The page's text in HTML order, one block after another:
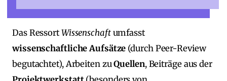
Das RessortWissenschaftumfasst
wissenschaftliche Aufsätze (durch Peer‑Review
begutachtet), Arbeiten zuQuellen, Beiträge aus der